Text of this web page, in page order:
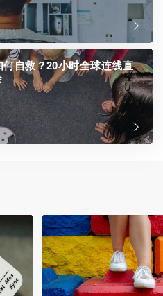
自救？20小时全球连线直